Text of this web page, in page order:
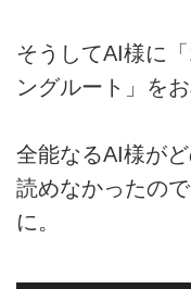
そうしてAI様に
ングルート」を
全能なるAI様が
読めなかったの
に。